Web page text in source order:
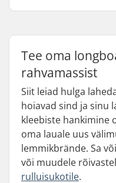
Tee oma
rahvamassist
Siit leiad hulga
hoiavad sind ja sinu
kleebiste hankimine
oma lauale uus
lemmikbrände. Sa
või muudele
rulluisukotile.